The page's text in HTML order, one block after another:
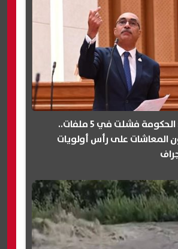
إيهاب منصور: الحكومة فشلت في 5 ملفات..
المعاشات على رأس أولويات